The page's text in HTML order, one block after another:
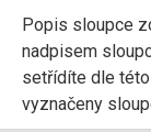
Popis sloupce
nadpisem
setřídíte dle
vyznačeny